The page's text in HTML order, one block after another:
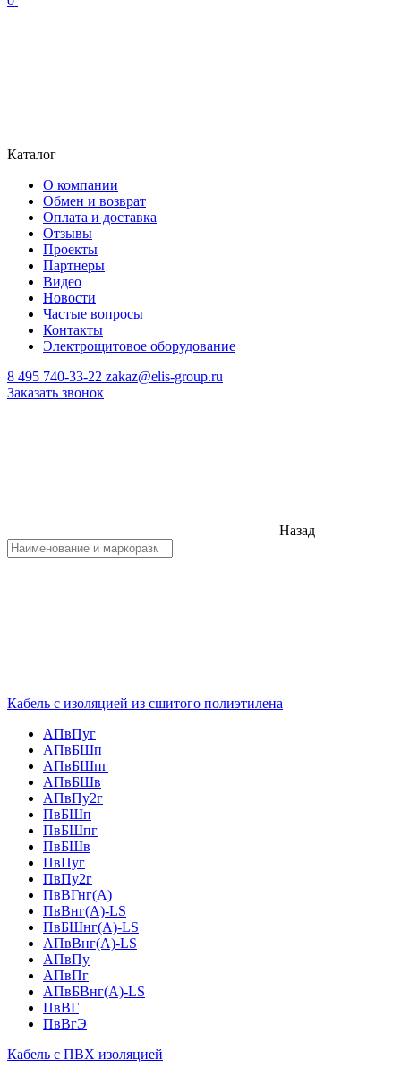
Каталог
О компании
Обмен и возврат
Оплата и доставка
Отзывы
Проекты
Партнеры
Видео
Новости
Частые вопросы
Контакты
Электрощитовое оборудование
8 495 740-33-22 zakaz@elis-group.ru
Заказать звонок
Назад
Кабель с изоляцией из сшитого полиэтилена
АПвПуг
АПвБШп
АПвБШпг
АПвБШв
АПвПу2г
ПвБШп
ПвБШпг
ПвБШв
ПвПуг
ПвПу2г
ПвВГнг(А)
ПвВнг(А)-LS
ПвБШнг(А)-LS
АПвВнг(А)-LS
АПвПу
АПвПг
АПвБВнг(А)-LS
ПвВГ
ПвВгЭ
Кабель с ПВХ изоляцией